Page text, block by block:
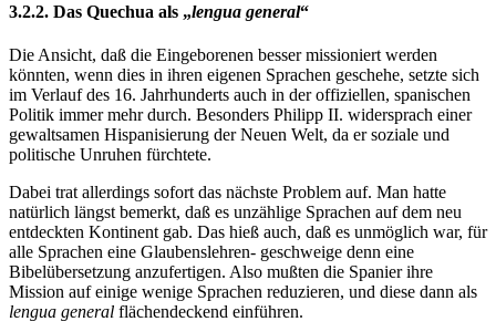
3.2.2. Das Quechua als „lengua general“
Die Ansicht, daß die Eingeborenen besser missioniert werden
könnten, wenn dies in ihren eigenen Sprachen geschehe, setzte sich
im Verlauf des 16. Jahrhunderts auch in der offiziellen, spanischen
Politik immer mehr durch. Besonders Philipp II. widersprach einer
gewaltsamen Hispanisierung der Neuen Welt, da er soziale und
politische Unruhen fürchtete.
Dabei trat allerdings sofort das nächste Problem auf. Man hatte
natürlich längst bemerkt, daß es unzählige Sprachen auf dem neu
entdeckten Kontinent gab. Das hieß auch, daß es unmöglich war, für
alle Sprachen eine Glaubenslehren- geschweige denn eine
Bibelübersetzung anzufertigen. Also mußten die Spanier ihre
Mission auf einige wenige Sprachen reduzieren, und diese dann als
lengua general flächendeckend einführen.